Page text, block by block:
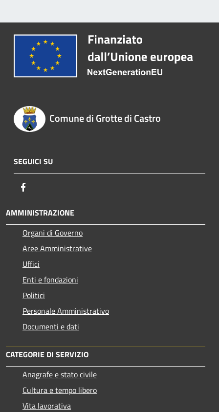
Comune di Grotte di Castro
SEGUICI SU
AMMINISTRAZIONE
Organi di Governo
Aree Amministrative
Uffici
Enti e fondazioni
Politici
Personale Amministrativo
Documenti e dati
CATEGORIE DI SERVIZIO
Anagrafe e stato civile
Cultura e tempo libero
Vita lavorativa